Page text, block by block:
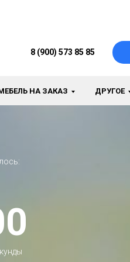
8 (900) 573 85 85
НА ЗАКАЗ ДРУГОЕ